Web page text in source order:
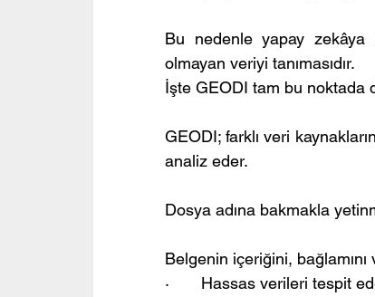
Bu nedenle yapay zekâya
olmayan veriyi tanımasıdır.
İşte GEODI tam bu noktada
GEODI; farklı veri
analiz eder.
Dosya adına bakmakla
Belgenin içeriğini, bağlamını
·       Hassas verileri tespit